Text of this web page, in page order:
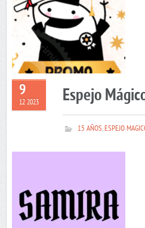
9
12 2023 Espejo
15 AÑOS,ESPEJO